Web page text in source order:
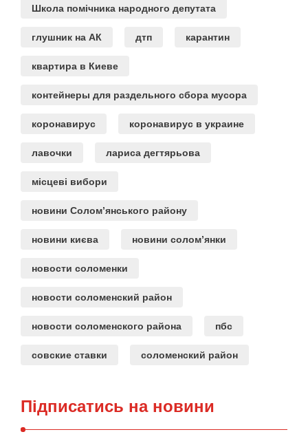
Школа помічника народного депутата
глушник на АК дтп карантин
квартира в Киеве
контейнеры для раздельного сбора мусора
коронавирус коронавирус в украине
лавочки лариса дегтярьова
місцеві вибори
новини Солом’янського району
новини києва новини солом’янки
новости соломенки
новости соломенский район
новости соломенского района пбс
совские ставки соломенский район
Підписатись на новини